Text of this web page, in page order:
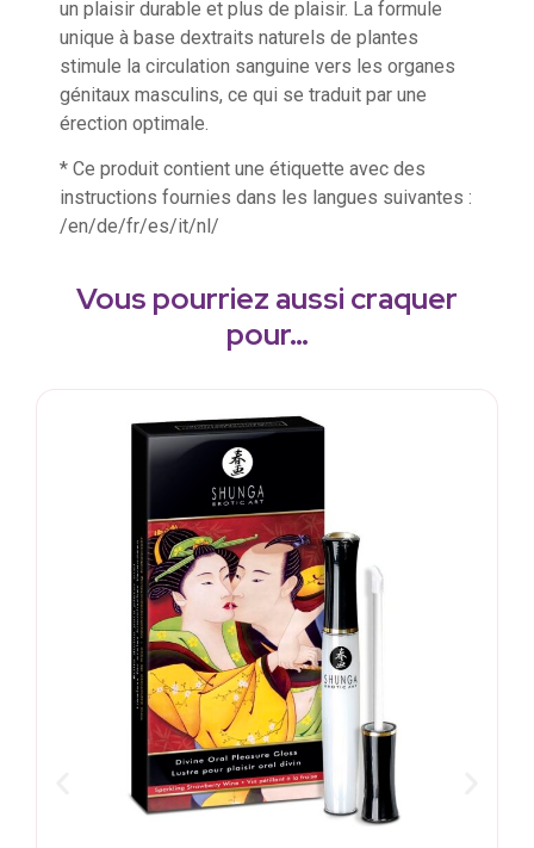
un plaisir durable et plus de plaisir. La formule
unique à base dextraits naturels de plantes
stimule la circulation sanguine vers les organes
génitaux masculins, ce qui se traduit par une
érection optimale.
* Ce produit contient une étiquette avec des
instructions fournies dans les langues suivantes :
/en/de/fr/es/it/nl/
Vous pourriez aussi craquer
pour…